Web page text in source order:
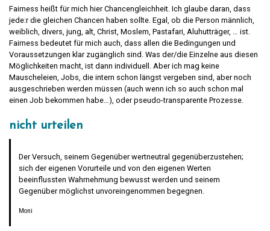
Fairness heißt für mich hier Chancengleichheit. Ich glaube daran, dass
jede:r die gleichen Chancen haben sollte. Egal, ob die Person männlich,
weiblich, divers, jung, alt, Christ, Moslem, Pastafari, Aluhutträger, … ist.
Fairness bedeutet für mich auch, dass allen die Bedingungen und
Voraussetzungen klar zugänglich sind. Was der/die Einzelne aus diesen
Möglichkeiten macht, ist dann individuell. Aber ich mag keine
Mauscheleien, Jobs, die intern schon längst vergeben sind, aber noch
ausgeschrieben werden müssen (auch wenn ich so auch schon mal
einen Job bekommen habe…), oder pseudo-transparente Prozesse.
nicht urteilen
Der Versuch, seinem Gegenüber wertneutral gegenüberzustehen;
sich der eigenen Vorurteile und von den eigenen Werten
beeinflussten Wahrnehmung bewusst werden und seinem
Gegenüber möglichst unvoreingenommen begegnen.
Moni